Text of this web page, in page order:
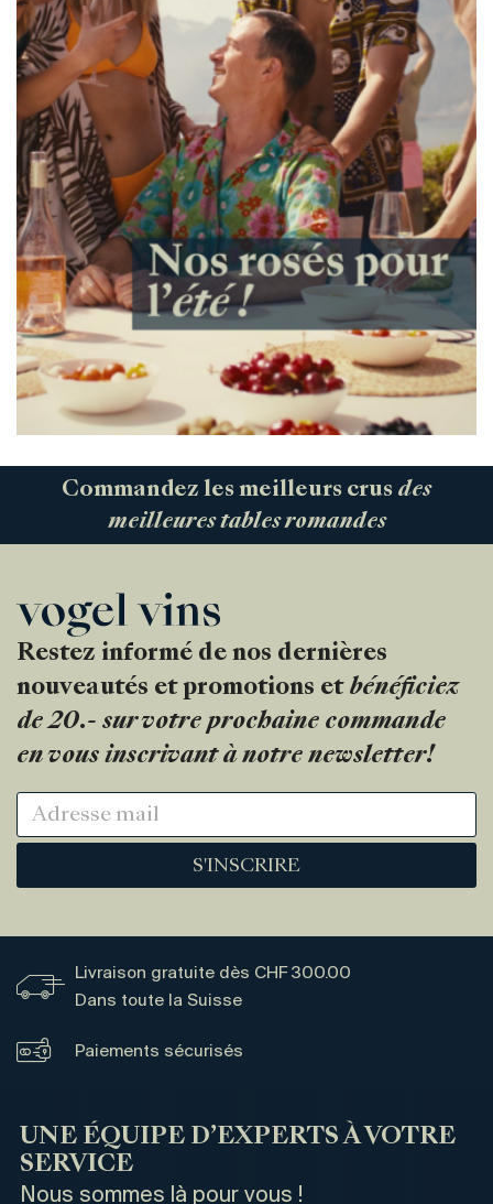
Commandez les meilleurs crus des
meilleures tables romandes
Restez informé de nos dernières
nouveautés et promotions et bénéficiez
de 20.- sur votre prochaine commande
en vous inscrivant à notre newsletter!
S'INSCRIRE
Livraison gratuite dès CHF 300.00
Dans toute la Suisse
Paiements sécurisés
UNE ÉQUIPE D’EXPERTS À VOTRE
SERVICE
Nous sommes là pour vous !